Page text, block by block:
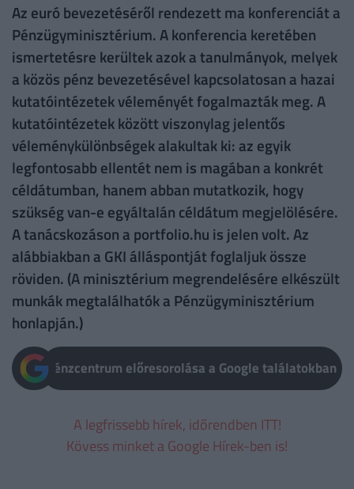
Az euró bevezetéséről rendezett ma konferenciát a
Pénzügyminisztérium. A konferencia keretében
ismertetésre kerültek azok a tanulmányok, melyek
a közös pénz bevezetésével kapcsolatosan a hazai
kutatóintézetek véleményét fogalmazták meg. A
kutatóintézetek között viszonylag jelentős
véleménykülönbségek alakultak ki: az egyik
legfontosabb ellentét nem is magában a konkrét
céldátumban, hanem abban mutatkozik, hogy
szükség van-e egyáltalán céldátum megjelölésére.
A tanácskozáson a portfolio.hu is jelen volt. Az
alábbiakban a GKI álláspontját foglaljuk össze
röviden. (A minisztérium megrendelésére elkészült
munkák megtalálhatók a Pénzügyminisztérium
honlapján.)
Pénzcentrum előresorolása a Google találatokban
A legfrissebb hírek, időrendben ITT!
Kövess minket a Google Hírek-ben is!